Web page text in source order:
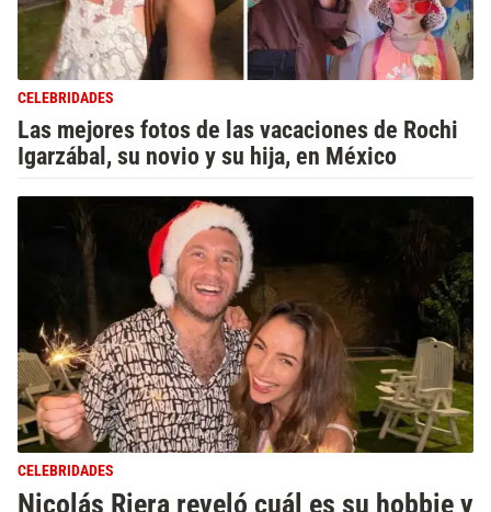
CELEBRIDADES
Las mejores fotos de las vacaciones de Rochi
Igarzábal, su novio y su hija, en México
CELEBRIDADES
Nicolás Riera reveló cuál es su hobbie y